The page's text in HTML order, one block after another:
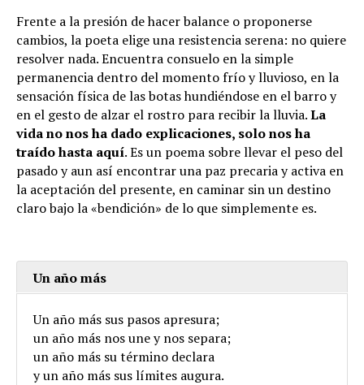
Frente a la presión de hacer balance o proponerse
cambios, la poeta elige una resistencia serena: no quiere
resolver nada. Encuentra consuelo en la simple
permanencia dentro del momento frío y lluvioso, en la
sensación física de las botas hundiéndose en el barro y
en el gesto de alzar el rostro para recibir la lluvia.La
vida no nos ha dado explicaciones, solo nos ha
traído hasta aquí. Es un poema sobre llevar el peso del
pasado y aun así encontrar una paz precaria y activa en
la aceptación del presente, en caminar sin un destino
claro bajo la «bendición» de lo que simplemente es.
Un año más
Un año más sus pasos apresura;
un año más nos une y nos separa;
un año más su término declara
y un año más sus límites augura.